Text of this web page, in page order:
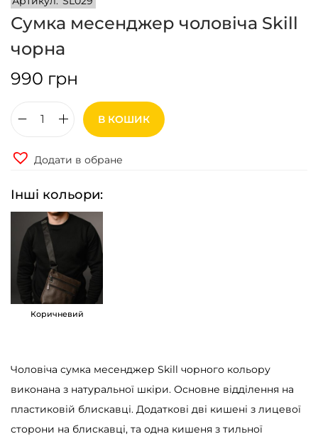
Сумка месенджер чоловіча Skill
чорна
990 грн
м
м
е
е
н
е
р
ч
о
В КОШИК
Додати в обране
Інші кольори:
Коричневий
Чоловіча сумка месенджер Skill чорного кольору
виконана з натуральної шкіри. Основне відділення на
пластиковій блискавці. Додаткові дві кишені з лицевої
сторони на блискавці, та одна кишеня з тильної